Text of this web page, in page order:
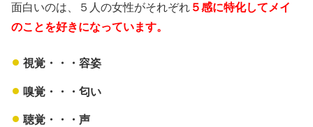
面白いのは、５人の女性がそれぞれ ５感に特化してメイ
のことを好きになっています。
視覚・・・容姿
嗅覚・・・匂い
聴覚・・・声